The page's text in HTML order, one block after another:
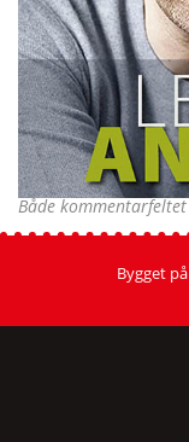
Både
Bygget